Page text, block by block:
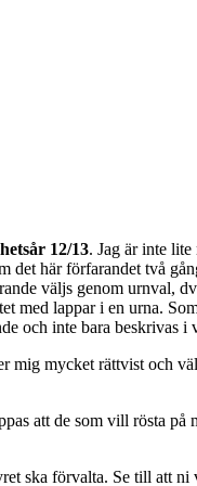
12/13. Jag är inte
det här förfarandet två
väljs genom urnval,
med lappar i en urna.
och inte bara beskrivas
mig mycket rättvist och
att de som vill rösta på
ska förvalta. Se till att